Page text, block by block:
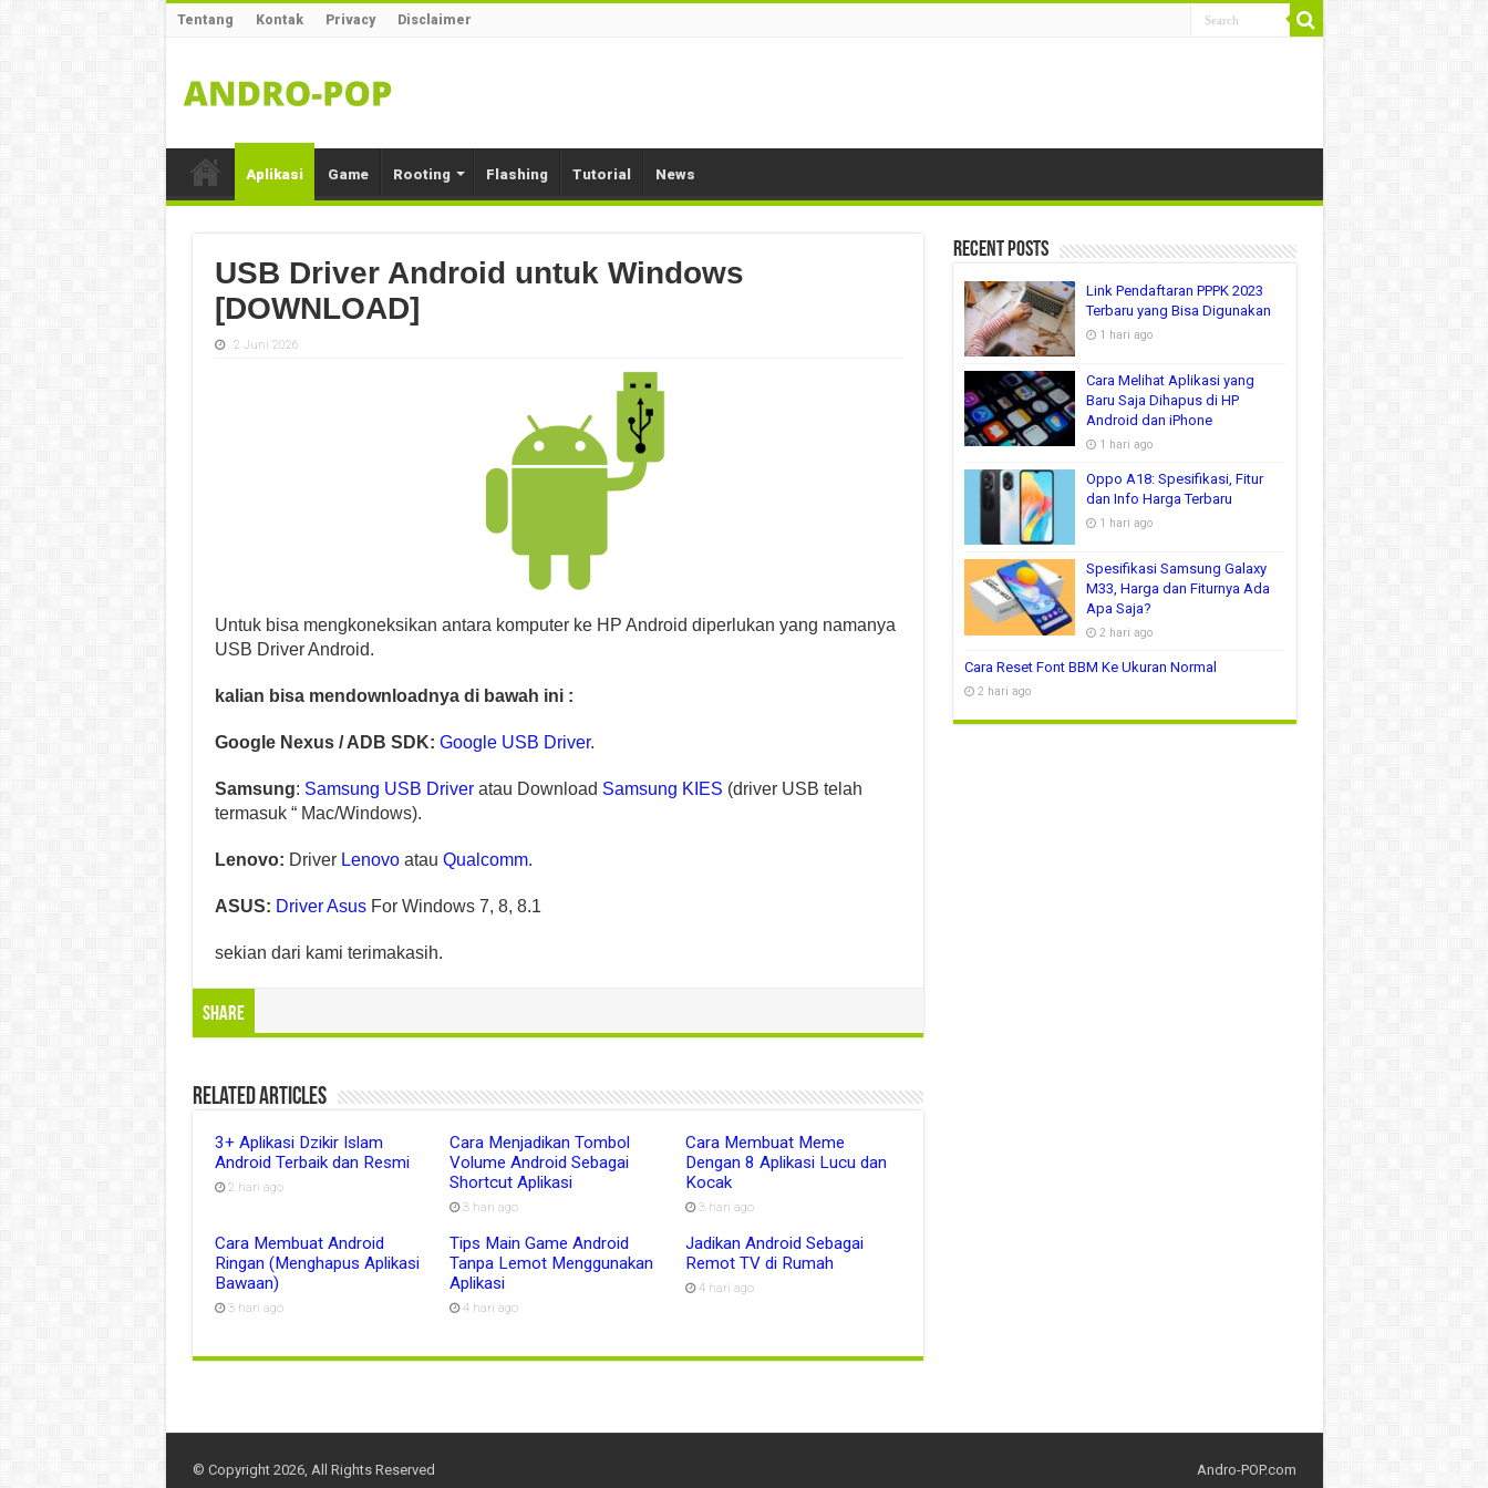
Tentang Kontak Privacy Disclaimer
Aplikasi Game Rooting Flashing Tutorial News
USB Driver Android untuk Windows
[DOWNLOAD]
2 Juni 2026
Untuk bisa mengkoneksikan antara komputer ke HP Android diperlukan yang namanya
USB Driver Android.
kalian bisa mendownloadnya di bawah ini :
Google Nexus / ADB SDK: Google USB Driver.
Samsung: Samsung USB Driveratau Download Samsung KIES (driver USB telah
termasuk “ Mac/Windows).
Lenovo: Driver Lenovoatau Qualcomm.
ASUS: Driver AsusFor Windows 7, 8, 8.1
sekian dari kami terimakasih.
Share
Related Articles
3+ Aplikasi Dzikir Islam
Android Terbaik dan Resmi
2 hari ago
Cara Menjadikan Tombol
Volume Android Sebagai
Shortcut Aplikasi
3 hari ago
Cara Membuat Meme
Dengan 8 Aplikasi Lucu dan
Kocak
3 hari ago
Cara Membuat Android
Ringan (Menghapus Aplikasi
Bawaan)
3 hari ago
Tips Main Game Android
Tanpa Lemot Menggunakan
Aplikasi
4 hari ago
Jadikan Android Sebagai
Remot TV di Rumah
4 hari ago
Recent Posts
Link Pendaftaran PPPK 2023
Terbaru yang Bisa Digunakan
1 hari ago
Cara Melihat Aplikasi yang
Baru Saja Dihapus di HP
Android dan iPhone
1 hari ago
Oppo A18: Spesifikasi, Fitur
dan Info Harga Terbaru
1 hari ago
Spesifikasi Samsung Galaxy
M33, Harga dan Fiturnya Ada
Apa Saja?
2 hari ago
Cara Reset Font BBM Ke Ukuran Normal
2 hari ago
Andro-POP.com
© Copyright 2026, All Rights Reserved